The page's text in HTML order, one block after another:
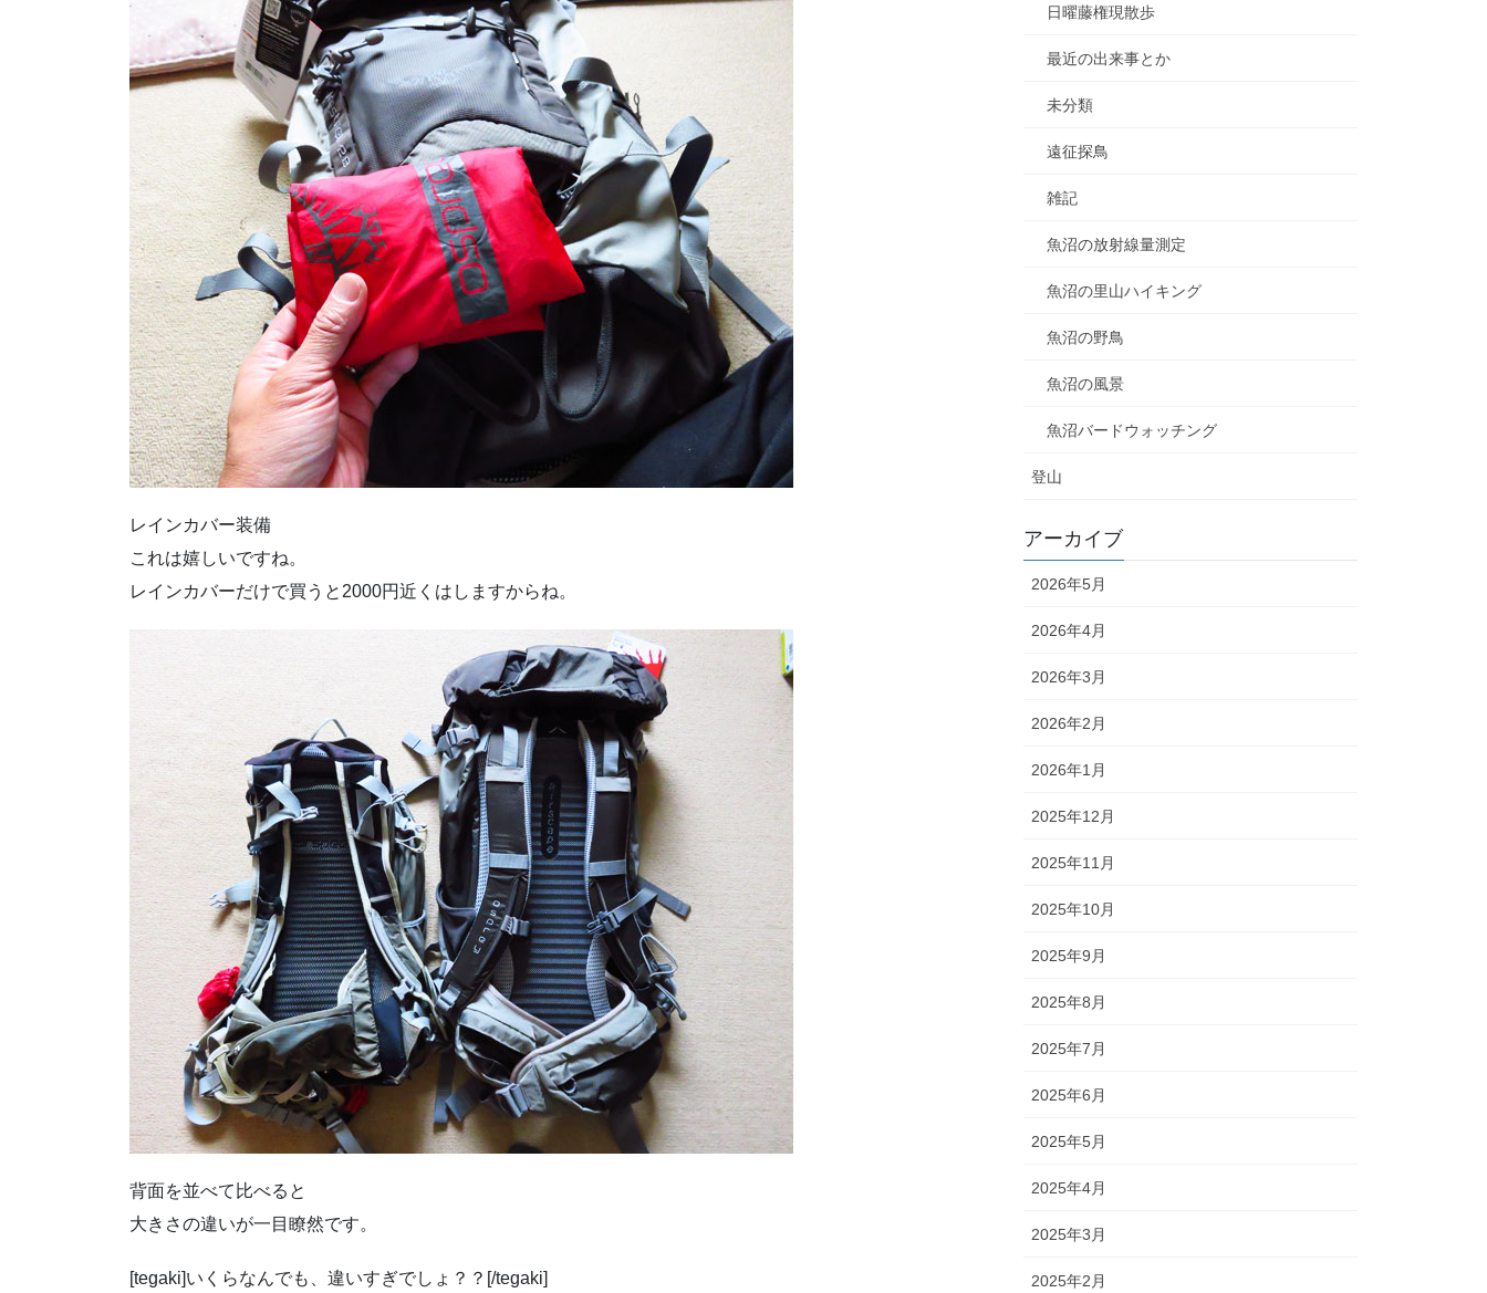
レインカバー装備
これは嬉しいですね。
レインカバーだけで買うと2000円近くはしますからね。
背面を並べて比べると
大きさの違いが一目瞭然です。
[tegaki]いくらなんでも、違いすぎでしょ？？[/tegaki]
日曜藤権現散歩
最近の出来事とか
未分類
遠征探鳥
雑記
魚沼の放射線量測定
魚沼の里山ハイキング
魚沼の野鳥
魚沼の風景
魚沼バードウォッチング
登山
アーカイブ
2026年5月
2026年4月
2026年3月
2026年2月
2026年1月
2025年12月
2025年11月
2025年10月
2025年9月
2025年8月
2025年7月
2025年6月
2025年5月
2025年4月
2025年3月
2025年2月